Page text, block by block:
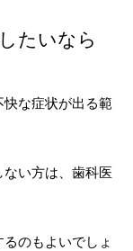
たいなら
な症状が出る範
い方は、歯科医
のもよいでしょ